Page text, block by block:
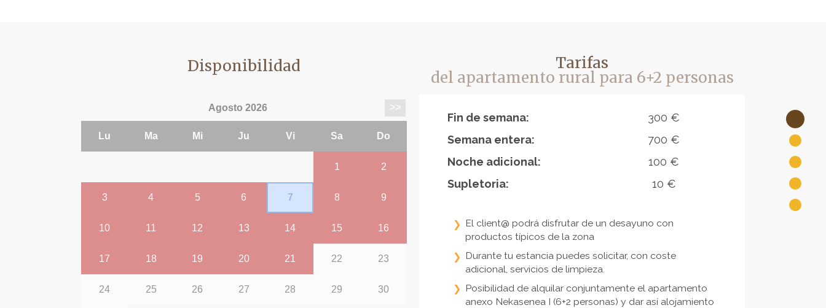
Disponibilidad Tarifas
del apartamento rural para 6+2 personas
Fin de semana:
300 €
Semana entera:
700 €
Noche adicional:
100 €
Supletoria:
10 €
El client@ podrá disfrutar de un desayuno con
productos típicos de la zona
Durante tu estancia puedes solicitar, con coste
adicional, servicios de limpieza.
Posibilidad de alquilar conjuntamente el apartamento
anexo Nekasenea I (6+2 personas) y dar así alojamiento